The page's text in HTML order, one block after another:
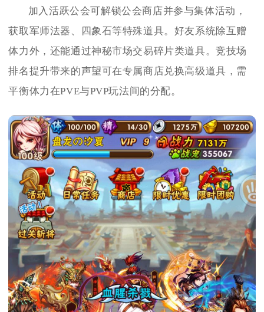
加入活跃公会可解锁公会商店并参与集体活动，
获取军师法器、四象石等特殊道具。好友系统除互赠
体力外，还能通过神秘市场交易碎片类道具。竞技场
排名提升带来的声望可在专属商店兑换高级道具，需
平衡体力在PVE与PVP玩法间的分配。